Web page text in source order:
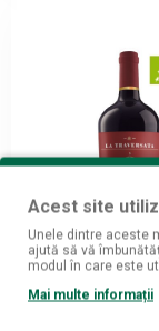
Corvezzo
Organic Nero
Acest site
Unele dintre aceste
ajută să vă
modul în care este
Mai multe informații